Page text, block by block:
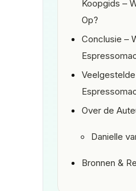
Koopgids –
Op?
Conclusie –
Over de
Danielle
Bronnen &